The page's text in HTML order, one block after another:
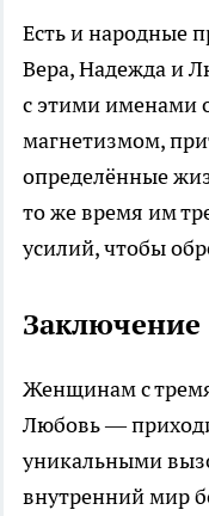
Есть и народные
Вера, Надежда и
с этими именами
магнетизмом,
определённые
то же время им
усилий, чтобы
Заключение
Женщинам с
Любовь —
уникальными
внутренний мир